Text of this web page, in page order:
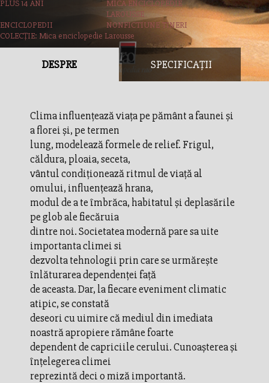
PLUS 14 ANI
MICA ENCICLOPEDIE
LAROUSSE
ENCICLOPEDII
NONFICTIUNE TINERI
COLECȚIE: Mica enciclopedie Larousse
DESPRE SPECIFICAȚII
Clima influenţează viaţa pe pământ a faunei şi
a florei şi, pe termen
lung, modelează formele de relief. Frigul,
căldura, ploaia, seceta,
vântul condiţionează ritmul de viaţă al
omului, influenţează hrana,
modul de a te îmbrăca, habitatul şi deplasările
pe glob ale fiecăruia
dintre noi. Societatea modernă pare sa uite
importanta climei si
dezvolta tehnologii prin care se urmăreşte
înlăturarea dependenţei faţă
de aceasta. Dar, la fiecare eveniment climatic
atipic, se constată
deseori cu uimire că mediul din imediata
noastră apropiere rămâne foarte
dependent de capriciile cerului. Cunoaşterea şi
înţelegerea climei
reprezintă deci o miză importantă.